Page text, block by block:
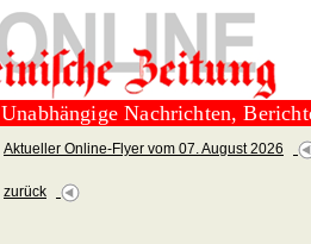
Unabhängige Nachrichten,
Aktueller Online-Flyer vom 07. August 2026
zurück